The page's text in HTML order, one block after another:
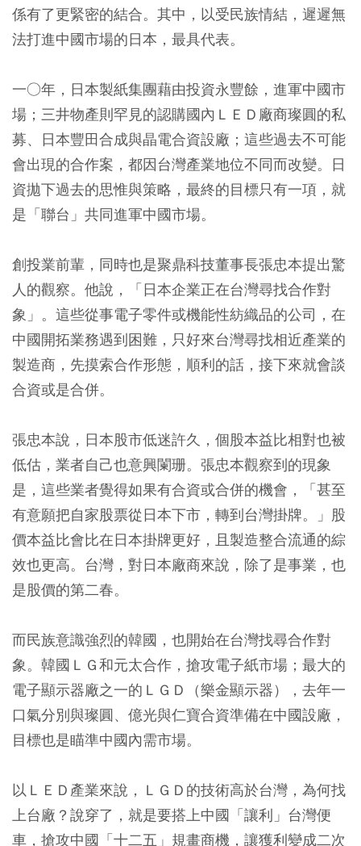
係有了更緊密的結合。其中，以受民族情結，遲遲無
法打進中國市場的日本，最具代表。
一○年，日本製紙集團藉由投資永豐餘，進軍中國市
場；三井物產則罕見的認購國內ＬＥＤ廠商璨圓的私
募、日本豐田合成與晶電合資設廠；這些過去不可能
會出現的合作案，都因台灣產業地位不同而改變。日
資拋下過去的思惟與策略，最終的目標只有一項，就
是「聯台」共同進軍中國市場。
創投業前輩，同時也是聚鼎科技董事長張忠本提出驚
人的觀察。他說，「日本企業正在台灣尋找合作對
象」。這些從事電子零件或機能性紡織品的公司，在
中國開拓業務遇到困難，只好來台灣尋找相近產業的
製造商，先摸索合作形態，順利的話，接下來就會談
合資或是合併。
張忠本說，日本股市低迷許久，個股本益比相對也被
低估，業者自己也意興闌珊。張忠本觀察到的現象
是，這些業者覺得如果有合資或合併的機會，「甚至
有意願把自家股票從日本下市，轉到台灣掛牌。」股
價本益比會比在日本掛牌更好，且製造整合流通的綜
效也更高。台灣，對日本廠商來說，除了是事業，也
是股價的第二春。
而民族意識強烈的韓國，也開始在台灣找尋合作對
象。韓國ＬＧ和元太合作，搶攻電子紙市場；最大的
電子顯示器廠之一的ＬＧＤ（樂金顯示器），去年一
口氣分別與璨圓、億光與仁寶合資準備在中國設廠，
目標也是瞄準中國內需市場。
以ＬＥＤ產業來說，ＬＧＤ的技術高於台灣，為何找
上台廠？說穿了，就是要搭上中國「讓利」台灣便
車，搶攻中國「十二五」規畫商機，讓獲利變成二次